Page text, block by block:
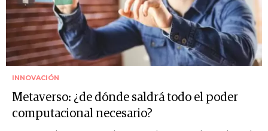
INNOVACIÓN
Metaverso: ¿de dónde saldrá todo el poder
computacional necesario?